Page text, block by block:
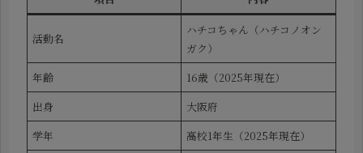
活動名
ハチコちゃん（ハチコノオン
ガク）
年齢
16歳（2025年現在）
出身
大阪府
学年
高校1年生（2025年現在）